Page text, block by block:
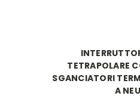
TETRAPOLARE
SGANCIATORI
A